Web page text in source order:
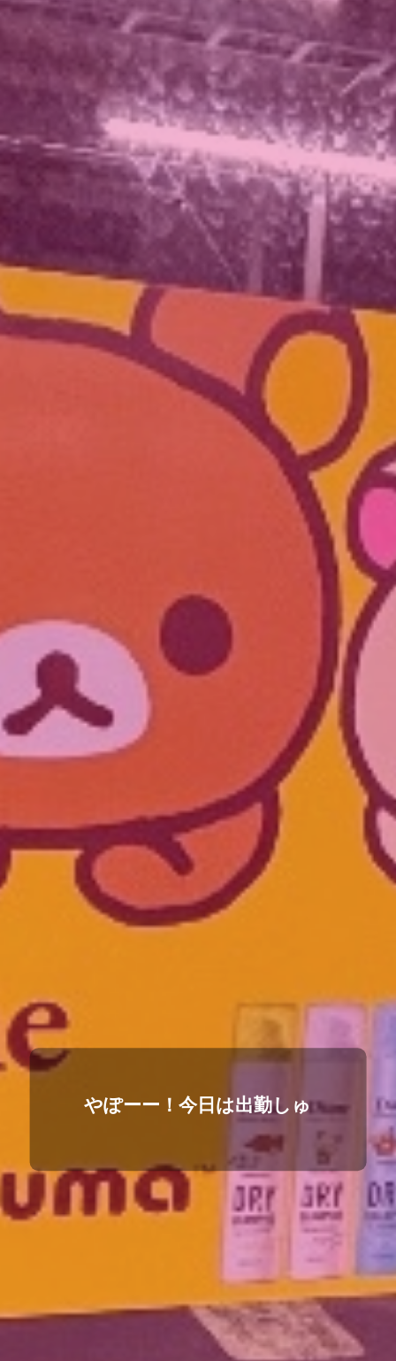
やぽーー！今日は出勤しゅ